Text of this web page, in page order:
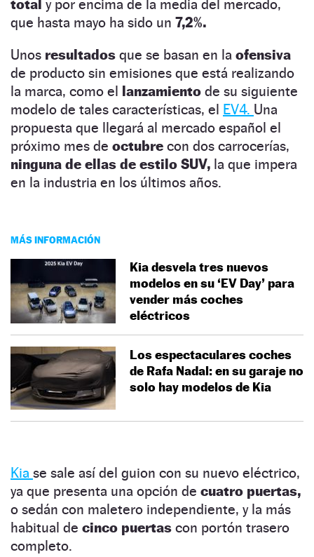
total y por encima de la media del mercado,
que hasta mayo ha sido un 7,2%.
Unos resultados que se basan en la ofensiva
de producto sin emisiones que está realizando
la marca, como el lanzamiento de su siguiente
modelo de tales características, el EV4. Una
propuesta que llegará al mercado español el
próximo mes de octubre con dos carrocerías,
ninguna de ellas de estilo SUV, la que impera
en la industria en los últimos años.
MÁS INFORMACIÓN
Kia desvela tres nuevos
modelos en su ‘EV Day’ para
vender más coches
eléctricos
Los espectaculares coches
de Rafa Nadal: en su garaje no
solo hay modelos de Kia
Kia se sale así del guion con su nuevo eléctrico,
ya que presenta una opción de cuatro puertas,
o sedán con maletero independiente, y la más
habitual de cinco puertas con portón trasero
completo.